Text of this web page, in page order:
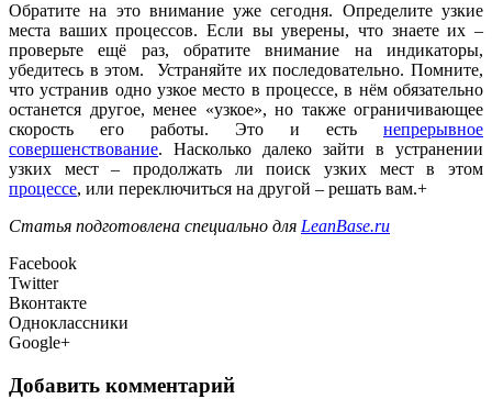
Обратите на это внимание уже сегодня. Определите узкие
места ваших процессов. Если вы уверены, что знаете их –
проверьте ещё раз, обратите внимание на индикаторы,
убедитесь в этом. Устраняйте их последовательно. Помните,
что устранив одно узкое место в процессе, в нём обязательно
останется другое, менее «узкое», но также ограничивающее
скорость его работы. Это и есть непрерывное
совершенствование. Насколько далеко зайти в устранении
узких мест – продолжать ли поиск узких мест в этом
процессе, или переключиться на другой – решать вам.+
Статья подготовлена специально для LeanBase.ru
Facebook
Twitter
Вконтакте
Одноклассники
Google+
Добавить комментарий